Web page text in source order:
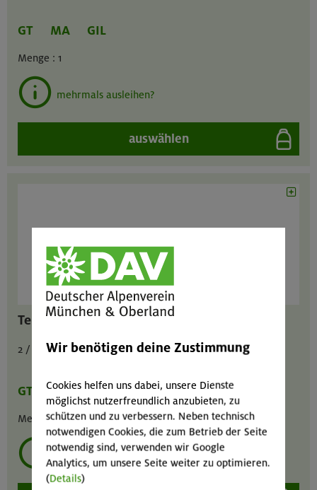
GT MA GIL
Menge : 1
mehrmals ausleihen?
auswählen
Teleskopstöcke 3-teilig
2 / 1 / 4 € pro Tag
GT MA GIL
Menge :1
mehrmals ausleihen?
Wir benötigen deine Zustimmung
Cookies helfen uns dabei, unsere Dienste
möglichst nutzerfreundlich anzubieten, zu
schützen und zu verbessern. Neben technisch
notwendigen Cookies, die zum Betrieb der Seite
notwendig sind, verwenden wir Google
Analytics, um unsere Seite weiter zu optimieren.
(Details)